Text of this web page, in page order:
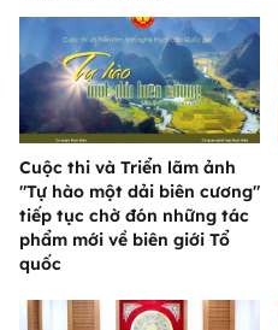
Cuộc thi và Triển lãm ảnh
"Tự hào một dải biên cương"
tiếp tục chờ đón những tác
phẩm mới về biên giới Tổ
quốc